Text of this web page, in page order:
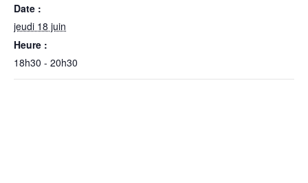
Date :
jeudi 18 juin
Heure :
18h30 - 20h30